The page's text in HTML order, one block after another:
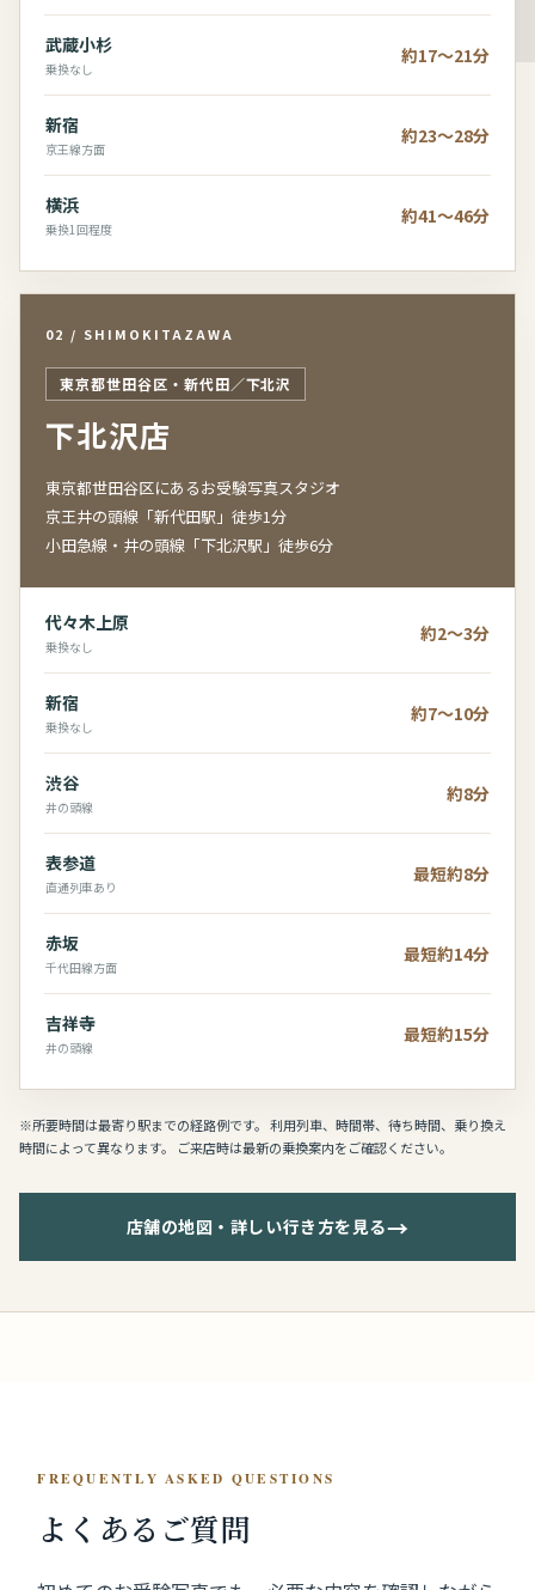
武蔵小杉
乗換なし
約17～21分
新宿
京王線方面
約23～28分
横浜
乗換1回程度
約41～46分
02 / SHIMOKITAZAWA
東京都世田谷区・新代田／下北沢
下北沢店
東京都世田谷区にあるお受験写真スタジオ
京王井の頭線「新代田駅」徒歩1分
小田急線・井の頭線「下北沢駅」徒歩6分
代々木上原
乗換なし
約2～3分
新宿
乗換なし
約7～10分
渋谷
井の頭線
約8分
表参道
直通列車あり
最短約8分
赤坂
千代田線方面
最短約14分
吉祥寺
井の頭線
最短約15分
※所要時間は最寄り駅までの経路例です。 利用列車、時間帯、待ち時間、乗り換え
時間によって異なります。 ご来店時は最新の乗換案内をご確認ください。
店舗の地図・詳しい行き方を見る→
FREQUENTLY ASKED QUESTIONS
よくあるご質問